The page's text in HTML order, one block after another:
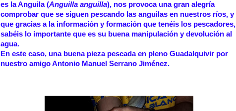
es la Anguila (Anguilla anguilla), nos provoca una gran alegría
comprobar que se siguen pescando las anguilas en nuestros ríos, y
que gracias a la información y formación que tenéis los pescadores,
sabéis lo importante que es su buena manipulación y devolución al
agua.
En este caso, una buena pieza pescada en pleno Guadalquivir por
nuestro amigo Antonio Manuel Serrano Jiménez.